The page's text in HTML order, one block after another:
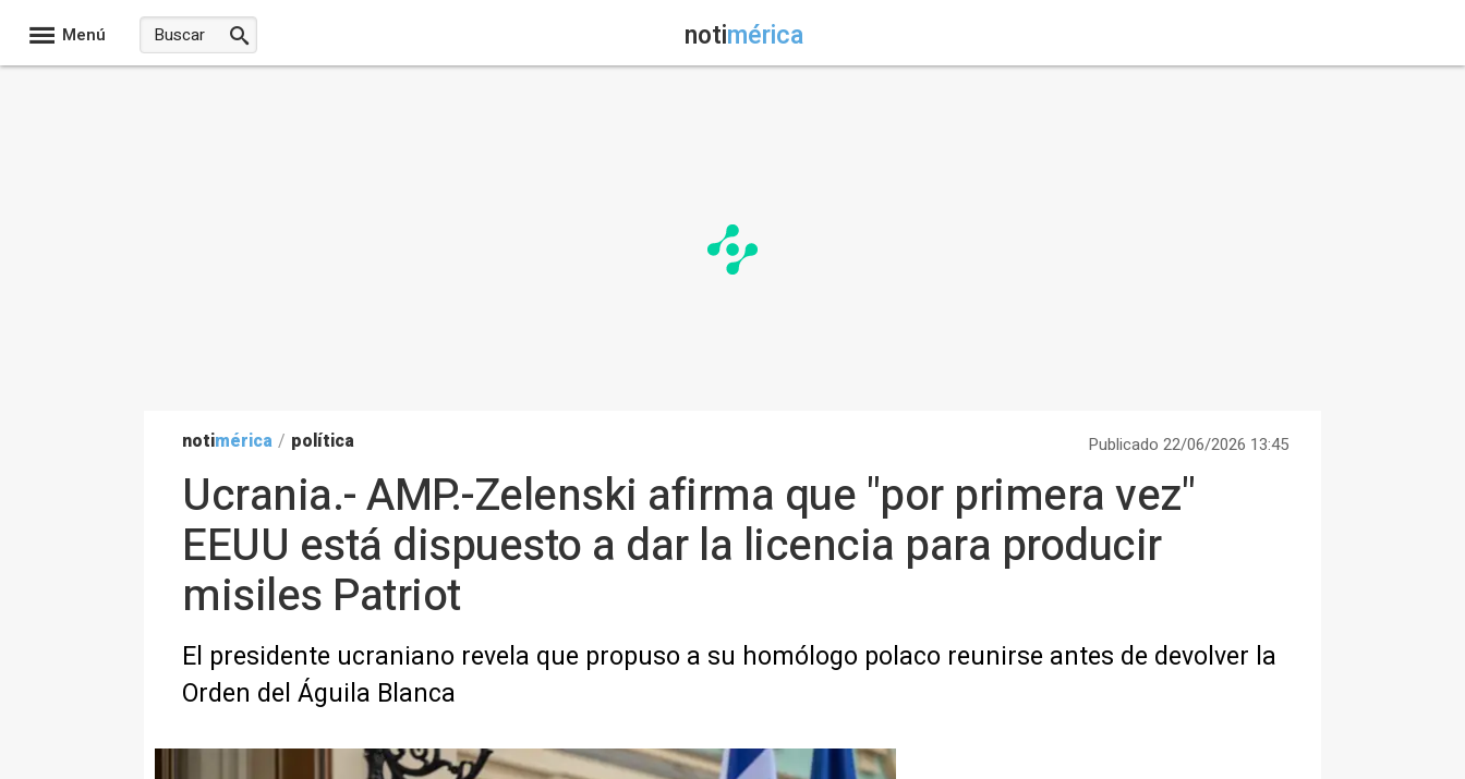
Menú notimérica
notimérica / política Publicado 22/06/2026 13:45
Ucrania.- AMP.-Zelenski afirma que "por primera vez"
EEUU está dispuesto a dar la licencia para producir
misiles Patriot
El presidente ucraniano revela que propuso a su homólogo polaco reunirse antes de devolver la
Orden del Águila Blanca